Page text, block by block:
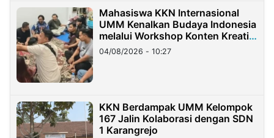
Mahasiswa KKN Internasional
UMM Kenalkan Budaya Indonesia
melalui Workshop Konten Kreatif
di Taiwan
04/08/2026 - 10:27
KKN Berdampak UMM Kelompok
167 Jalin Kolaborasi dengan SDN
1 Karangrejo